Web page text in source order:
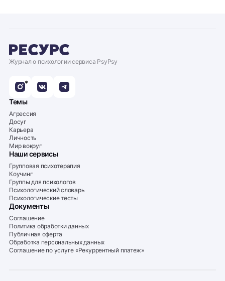
Журнал о психологии сервиса PsyPsy
*
Темы
Агрессия
Досуг
Карьера
Личность
Мир вокруг
Наши сервисы
Групповая психотерапия
Коучинг
Группы для психологов
Психологический словарь
Психологические тесты
Документы
Соглашение
Политика обработки данных
Публичная оферта
Обработка персональных данных
Соглашение по услуге «Рекуррентный платеж»